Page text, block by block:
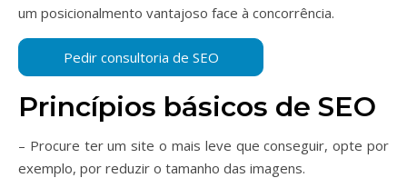
um posicionalmento vantajoso face à concorrência.
Princípios básicos de SEO
– Procure ter um site o mais leve que conseguir, opte por
exemplo, por reduzir o tamanho das imagens.